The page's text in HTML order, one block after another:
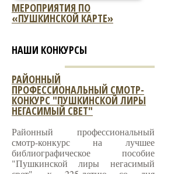
МЕРОПРИЯТИЯ ПО
«ПУШКИНСКОЙ КАРТЕ»
НАШИ КОНКУРСЫ
РАЙОННЫЙ
ПРОФЕССИОНАЛЬНЫЙ СМОТР-
КОНКУРС "ПУШКИНСКОЙ ЛИРЫ
НЕГАСИМЫЙ СВЕТ"
Районный профессиональный
смотр-конкурс на лучшее
библиографическое пособие
"Пушкинской лиры негасимый